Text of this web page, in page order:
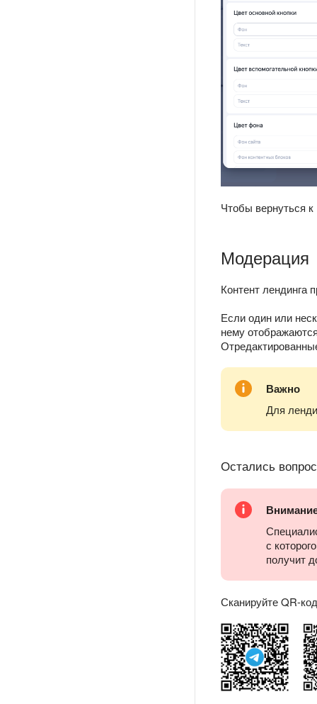
Чтобы вернуться
Модерация
Контент лендинга
Если один или
нему
Важно
Для
Остались
с
получит
Сканируйте QR-